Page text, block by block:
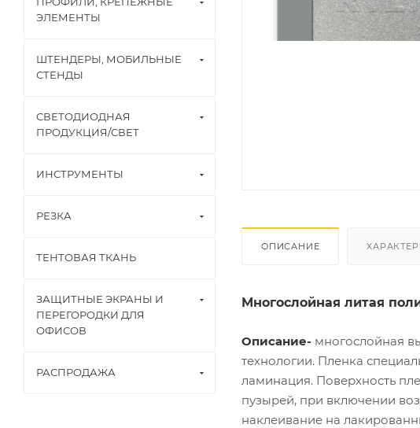
ОПИСАНИЕ
Многослойная литая
Описание- многослойная
технологии. Пленка
ламинация. Поверхность
пузырей, при включении
наклеивание на
ЭЛЕМЕНТЫ
ШТЕНДЕРЫ, МОБИЛЬНЫЕ
СТЕНДЫ
СВЕТОДИОДНАЯ
ПРОДУКЦИЯ/СВЕТ
ИНСТРУМЕНТЫ
РЕЗКА
ТЕНТОВАЯ ТКАНЬ
ЗАЩИТНЫЕ ЭКРАНЫ И
ПЕРЕГОРОДКИ ДЛЯ
ОФИСОВ
РАСПРОДАЖА